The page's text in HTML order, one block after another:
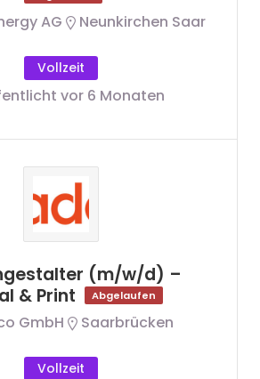
AG Neunkirchen Saar
Vollzeit
vor 6 Monaten
(m/w/d) –
& Print
Abgelaufen
GmbH Saarbrücken
Vollzeit